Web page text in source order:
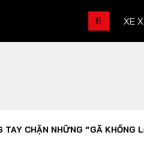
E XE
TAY CHẶN NHỮNG “GÃ KHỔNG